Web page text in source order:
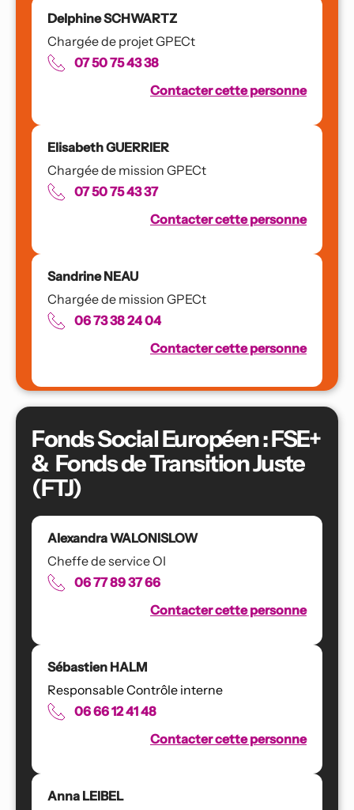
Delphine SCHWARTZ
Chargée de projet GPECt
07 50 75 43 38
Contacter cette personne
Elisabeth GUERRIER
Chargée de mission GPECt
07 50 75 43 37
Contacter cette personne
Sandrine NEAU
Chargée de mission GPECt
06 73 38 24 04
Contacter cette personne
Fonds Social Européen : FSE+
&  Fonds de Transition Juste
(FTJ)
Alexandra WALONISLOW
Cheffe de service OI
06 77 89 37 66
Contacter cette personne
Sébastien HALM
Responsable Contrôle interne
06 66 12 41 48
Contacter cette personne
Anna LEIBEL